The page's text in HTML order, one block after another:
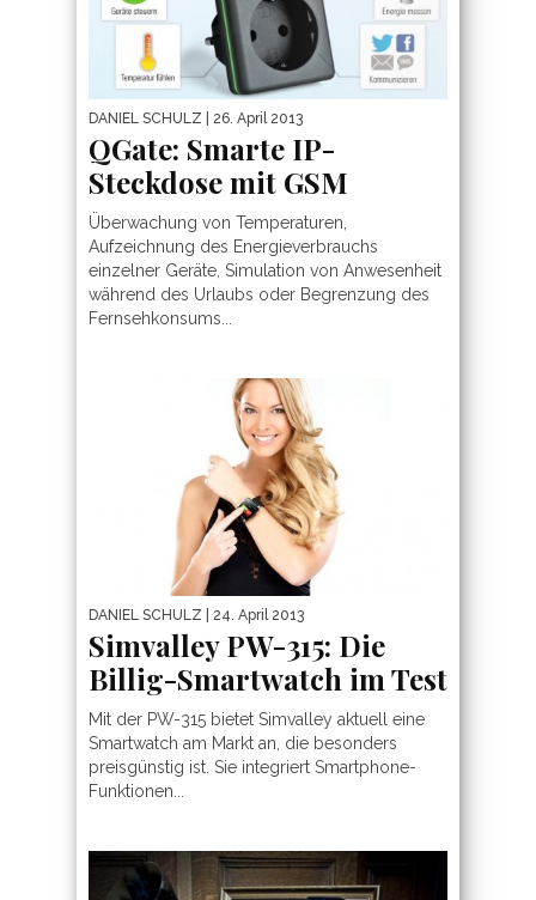
DANIEL SCHULZ | 26. April 2013
QGate: Smarte IP-
Steckdose mit GSM
Überwachung von Temperaturen,
Aufzeichnung des Energieverbrauchs
einzelner Geräte, Simulation von Anwesenheit
während des Urlaubs oder Begrenzung des
Fernsehkonsums...
DANIEL SCHULZ | 24. April 2013
Simvalley PW-315: Die
Billig-Smartwatch im Test
Mit der PW-315 bietet Simvalley aktuell eine
Smartwatch am Markt an, die besonders
preisgünstig ist. Sie integriert Smartphone-
Funktionen...